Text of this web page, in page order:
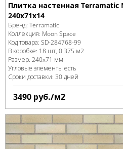
Плитка настенная Terramatic
240х71х14
Бренд: Terramatic
Коллекция: Moon Space
Код товара: SD-284768-99
В коробке: 18 шт, 0.375 м2
Размер: 240x71 мм
Угловые элементы есть
Сроки доставки: 30 дней
3490 руб./м2